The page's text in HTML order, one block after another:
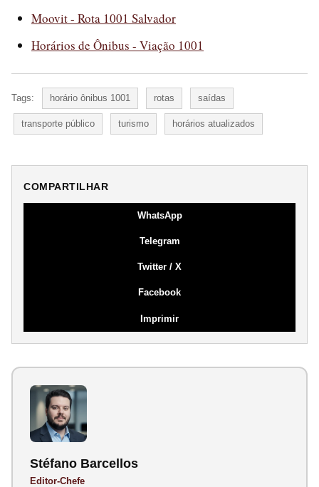
Moovit - Rota 1001 Salvador
Horários de Ônibus - Viação 1001
Tags: horário ônibus 1001 rotas saídas
transporte público turismo horários atualizados
COMPARTILHAR
WhatsApp
Telegram
Twitter / X
Facebook
Imprimir
Stéfano Barcellos
Editor-Chefe